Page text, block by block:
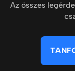
Az összes